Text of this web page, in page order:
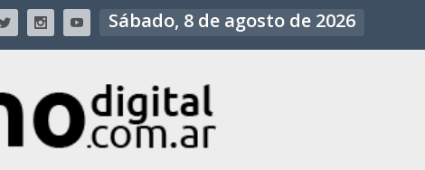
Sábado, 8 de agosto de 2026